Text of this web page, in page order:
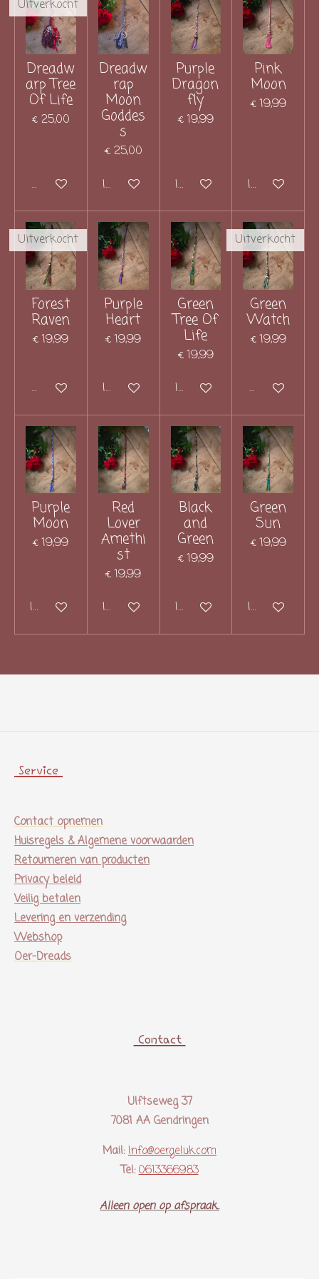
Uitverkocht
Dreadw
arp Tree
Of Life
€ 25,00
Houd mij op de hoogte
Dreadw
rap
Moon
Goddes
s
€ 25,00
In winkelwagen
Purple
Dragon
fly
€ 19,99
In winkelwagen
Pink
Moon
€ 19,99
In
Uitverkocht
Forest
Raven
€ 19,99
Houd mij op de hoogte
Purple
Heart
€ 19,99
In winkelwagen
Green
Tree Of
Life
€ 19,99
In winkelwagen
Uitverkocht
Green
Watch
€ 19,99
Houd mij op
Purple
Moon
€ 19,99
In winkelwagen
Red
Lover
Amethi
st
€ 19,99
In winkelwagen
Black
and
Green
€ 19,99
In winkelwagen
Green
Sun
€ 19,99
In
Service
Contact opnemen
Huisregels & Algemene voorwaarden
Retourneren van producten
Privacy beleid
Veilig betalen
Levering en verzending
Webshop
Oer-Dreads
Contact
Ulftseweg 37
7081 AA Gendringen
Mail: Info@oergeluk.com
Tel: 0613366983
Alleen open op afspraak..